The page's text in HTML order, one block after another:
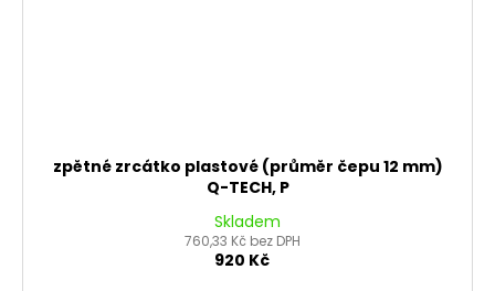
zpětné zrcátko plastové (průměr čepu 12 mm)
Q-TECH, P
Skladem
760,33 Kč bez DPH
920 Kč